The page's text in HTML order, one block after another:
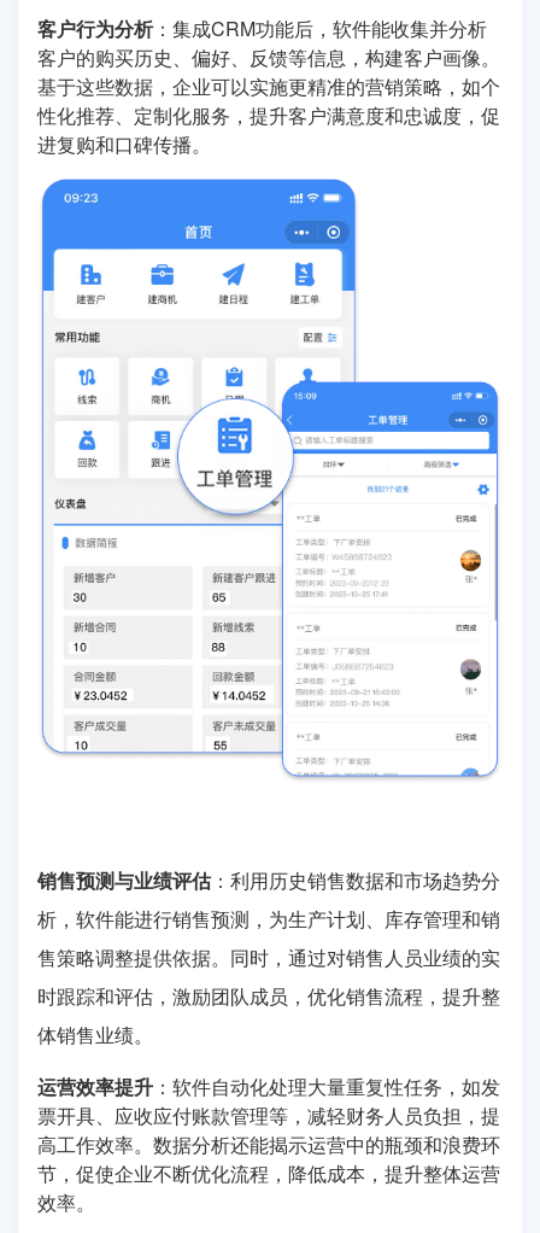
客户行为分析：集成CRM功能后，软件能收集并分析
客户的购买历史、偏好、反馈等信息，构建客户画像。
基于这些数据，企业可以实施更精准的营销策略，如个
性化推荐、定制化服务，提升客户满意度和忠诚度，促
进复购和口碑传播。
销售预测与业绩评估：利用历史销售数据和市场趋势分
析，软件能进行销售预测，为生产计划、库存管理和销
售策略调整提供依据。同时，通过对销售人员业绩的实
时跟踪和评估，激励团队成员，优化销售流程，提升整
体销售业绩。
运营效率提升 ：软件自动化处理大量重复性任务，如发
票开具、应收应付账款管理等，减轻财务人员负担，提
高工作效率。数据分析还能揭示运营中的瓶颈和浪费环
节，促使企业不断优化流程，降低成本，提升整体运营
效率。